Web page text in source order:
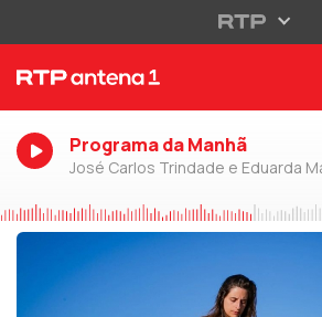
Programa da Manhã
José Carlos Trindade e Eduarda